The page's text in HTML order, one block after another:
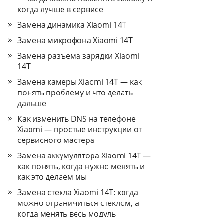
когда лучше в сервисе
Замена динамика Xiaomi 14T
Замена микрофона Xiaomi 14T
Замена разъема зарядки Xiaomi
14T
Замена камеры Xiaomi 14T — как
понять проблему и что делать
дальше
Как изменить DNS на телефоне
Xiaomi — простые инструкции от
сервисного мастера
Замена аккумулятора Xiaomi 14T —
как понять, когда нужно менять и
как это делаем мы
Замена стекла Xiaomi 14T: когда
можно ограничиться стеклом, а
когда менять весь модуль